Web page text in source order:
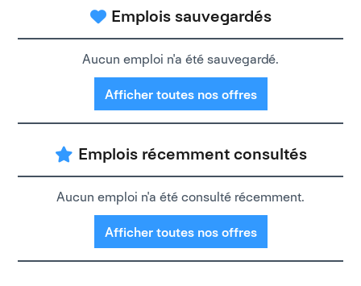
Emplois sauvegardés
Aucun emploi n'a été sauvegardé.
Afficher toutes nos offres
Emplois récemment consultés
Aucun emploi n'a été consulté récemment.
Afficher toutes nos offres